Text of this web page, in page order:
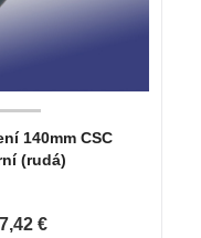
140mm CSC
(rudá)
€